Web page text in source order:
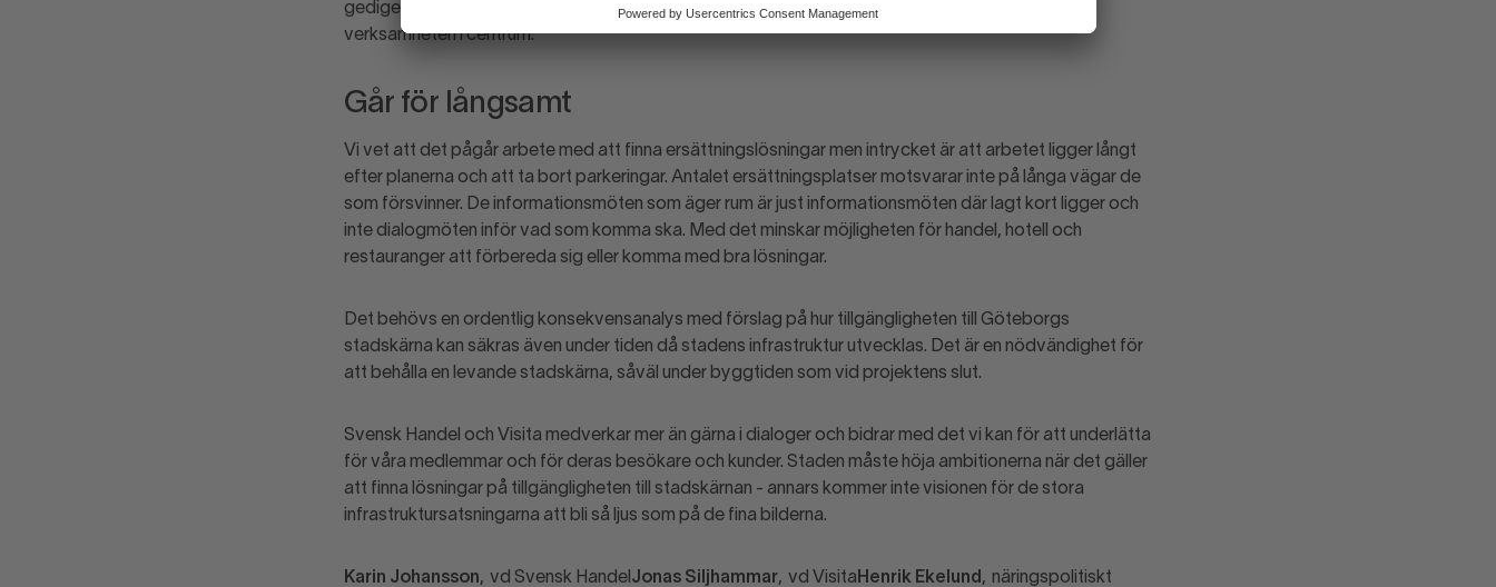
gediget arbete för att hitta ersättningslösningar och en fullständig konsekvensanalys för
verksamheten i centrum.
Går för långsamt
Vi vet att det pågår arbete med att finna ersättningslösningar men intrycket är att arbetet ligger långt
efter planerna och att ta bort parkeringar. Antalet ersättningsplatser motsvarar inte på långa vägar de
som försvinner. De informationsmöten som äger rum är just informationsmöten där lagt kort ligger och
inte dialogmöten inför vad som komma ska. Med det minskar möjligheten för handel, hotell och
restauranger att förbereda sig eller komma med bra lösningar.
Det behövs en ordentlig konsekvensanalys med förslag på hur tillgängligheten till Göteborgs
stadskärna kan säkras även under tiden då stadens infrastruktur utvecklas. Det är en nödvändighet för
att behålla en levande stadskärna, såväl under byggtiden som vid projektens slut.
Svensk Handel och Visita medverkar mer än gärna i dialoger och bidrar med det vi kan för att underlätta
för våra medlemmar och för deras besökare och kunder. Staden måste höja ambitionerna när det gäller
att finna lösningar på tillgängligheten till stadskärnan - annars kommer inte visionen för de stora
infrastruktursatsningarna att bli så ljus som på de fina bilderna.
Karin Johansson, vd Svensk Handel Jonas Siljhammar, vd Visita Henrik Ekelund , näringspolitiskt